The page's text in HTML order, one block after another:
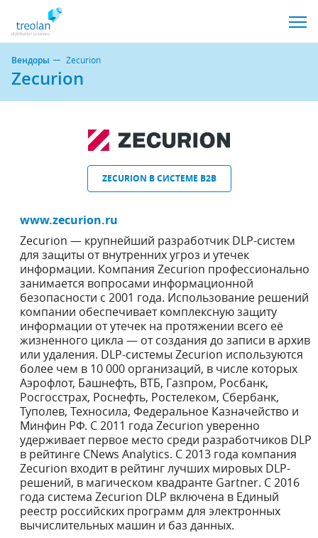
Вендоры Zecurion
Zecurion
ZECURION В СИСТЕМЕ B2B
www.zecurion.ru
Zecurion — крупнейший разработчик DLP-систем
для защиты от внутренних угроз и утечек
информации. Компания Zecurion профессионально
занимается вопросами информационной
безопасности с 2001 года. Использование решений
компании обеспечивает комплексную защиту
информации от утечек на протяжении всего её
жизненного цикла — от создания до записи в архив
или удаления. DLP-системы Zecurion используются
более чем в 10 000 организаций, в числе которых
Аэрофлот, Башнефть, ВТБ, Газпром, Росбанк,
Росгосстрах, Роснефть, Ростелеком, Сбербанк,
Туполев, Техносила, Федеральное Казначейство и
Минфин РФ. С 2011 года Zecurion уверенно
удерживает первое место среди разработчиков DLP
в рейтинге CNews Analytics. С 2013 года компания
Zecurion входит в рейтинг лучших мировых DLP-
решений, в магическом квадранте Gartner. С 2016
года система Zecurion DLP включена в Единый
реестр российских программ для электронных
вычислительных машин и баз данных.